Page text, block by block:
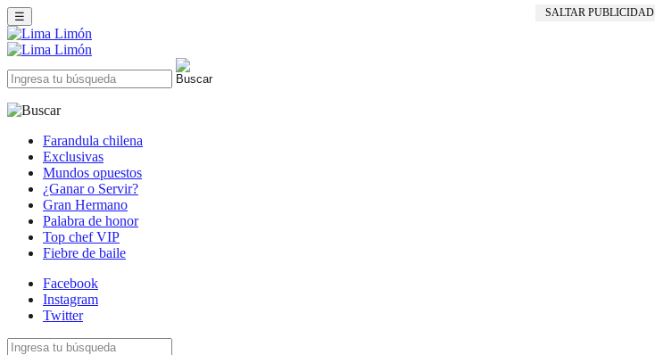
SALTAR PUBLICIDAD
☰
Farandula chilena
Exclusivas
Mundos opuestos
¿Ganar o Servir?
Gran Hermano
Palabra de honor
Top chef VIP
Fiebre de baile
Facebook
Instagram
Twitter